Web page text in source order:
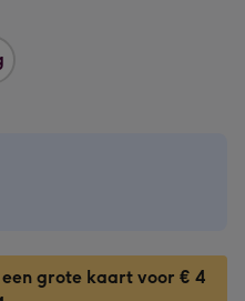
grote kaart voor € 4